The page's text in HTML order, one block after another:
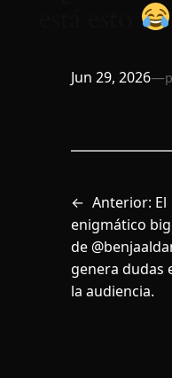
Jun 29, 2026—
← Anterior: El
enigmático
de
genera dudas
la audiencia.